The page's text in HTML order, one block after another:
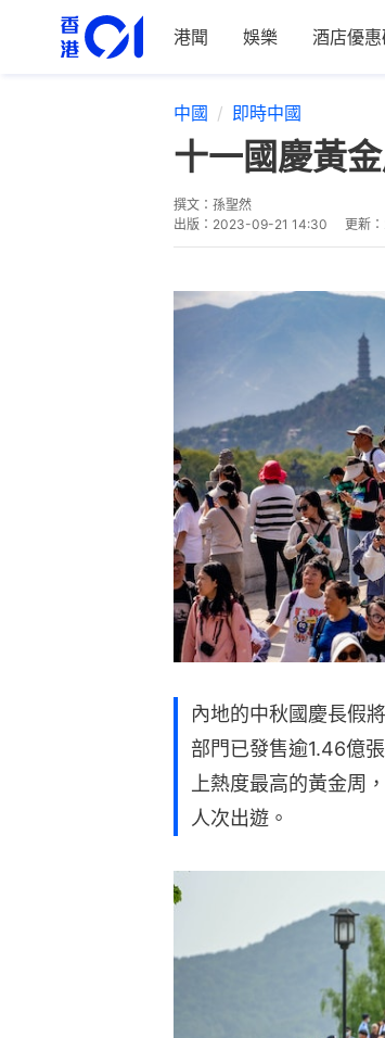
港聞 娛樂 酒店優惠
中國 即時中國
十一國慶黃
撰文： 孫聖然
出版： 2023-09-21 14:30 更新：
內地的中秋國慶長假
部門已發售逾1.46億
上熱度最高的黃金周
人次出遊。